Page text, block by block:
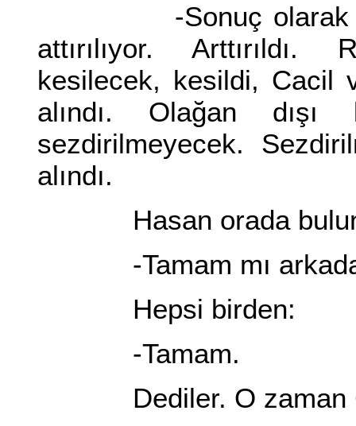
-Sonuç olarak bu
attırılıyor.
kesilecek, kesildi, Cacil
alındı. Olağan
sezdirilmeyecek.
alındı.
Hasan orada
-Tamam mı
Hepsi birden:
-Tamam.
Dediler. O zaman